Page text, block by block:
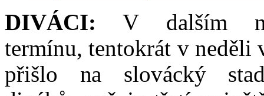
DIVÁCI: V dalším
termínu, tentokrát v neděli
přišlo na slovácký